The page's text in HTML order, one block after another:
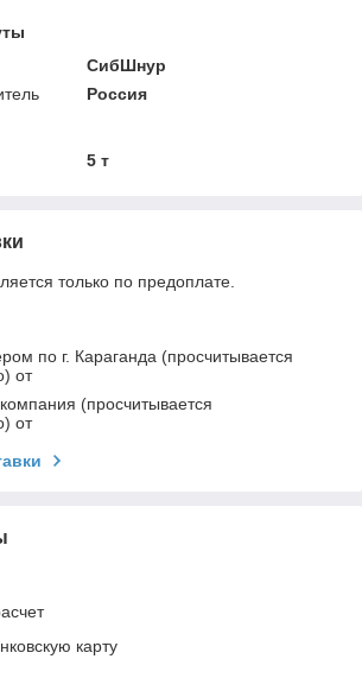
СибШнур
Россия
5 т
только по предоплате.
по г. Караганда (просчитывается
от
(просчитывается
от
карту